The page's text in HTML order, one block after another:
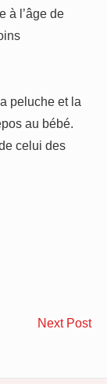
à l’âge de
peluche et la
au bébé.
celui des
Next Post